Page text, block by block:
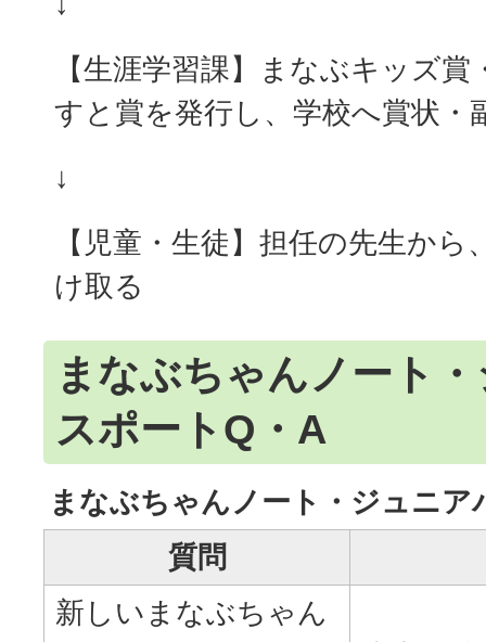
【生涯学習課】まなぶキッズ
すと賞を発行し、学校へ賞状・
↓
【児童・生徒】担任の先生から
け取る
まなぶちゃんノート
スポートQ・A
まなぶちゃんノート・ジュニア
質問
新しいまなぶちゃん